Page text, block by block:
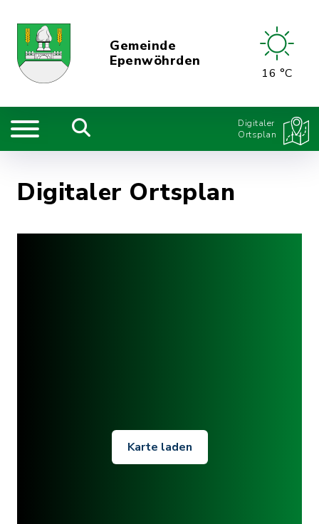
Gemeinde
Epenwöhrden
16 °C
Digitaler
Ortsplan
Digitaler Ortsplan
Karte laden